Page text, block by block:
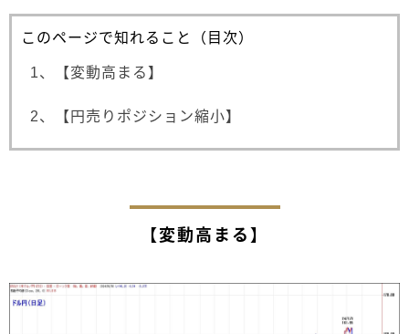
このページで知れること（目次）
1、【変動高まる】
2、【円売りポジション縮小】
【変動高まる】